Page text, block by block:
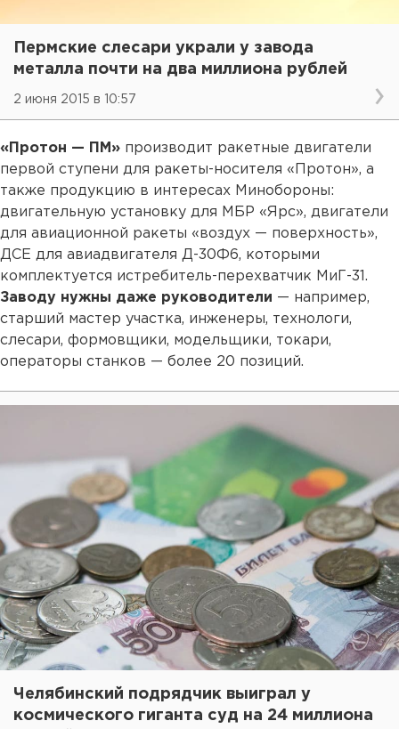
Пермские слесари украли у завода
металла почти на два миллиона рублей
2 июня 2015 в 10:57
«Протон — ПМ» производит ракетные двигатели
первой ступени для ракеты-носителя «Протон», а
также продукцию в интересах Минобороны:
двигательную установку для МБР «Ярс», двигатели
для авиационной ракеты «воздух — поверхность»,
ДСЕ для авиадвигателя Д-30Ф6, которыми
комплектуется истребитель-перехватчик МиГ-31.
Заводу нужны даже руководители — например,
старший мастер участка, инженеры, технологи,
слесари, формовщики, модельщики, токари,
операторы станков — более 20 позиций.
Челябинский подрядчик выиграл у
космического гиганта суд на 24 миллиона